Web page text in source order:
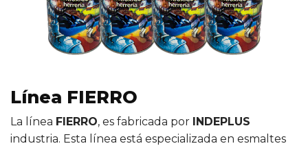
Línea FIERRO
La línea FIERRO, es fabricada por INDEPLUS
industria. Esta línea está especializada en esmaltes